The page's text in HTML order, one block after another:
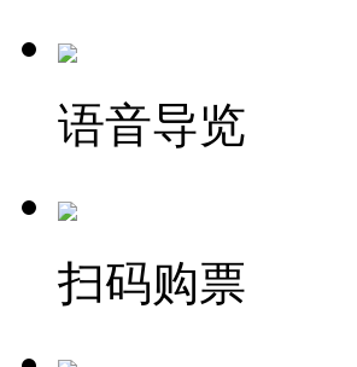
语音导览
扫码购票